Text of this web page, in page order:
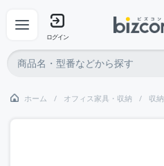
ログイン
ホーム オフィス家具・収納 収納